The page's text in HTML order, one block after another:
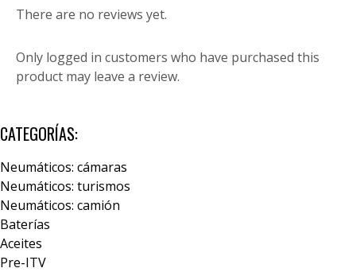
There are no reviews yet.
Only logged in customers who have purchased this
product may leave a review.
CATEGORÍAS:
Neumáticos: cámaras
Neumáticos: turismos
Neumáticos: camión
Baterías
Aceites
Pre-ITV